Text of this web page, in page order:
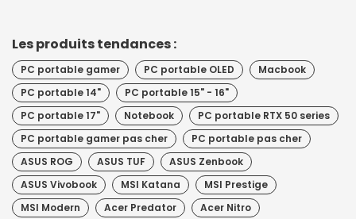
Les produits tendances :
PC portable gamer PC portable OLED
Macbook
PC portable 14"
PC portable 15" - 16"
PC portable 17"
Notebook
PC portable RTX 50 series
PC portable gamer pas cher
PC portable pas cher
ASUS ROG
ASUS TUF
ASUS Zenbook
ASUS Vivobook
MSI Katana
MSI Prestige
MSI Modern
Acer Predator
Acer Nitro